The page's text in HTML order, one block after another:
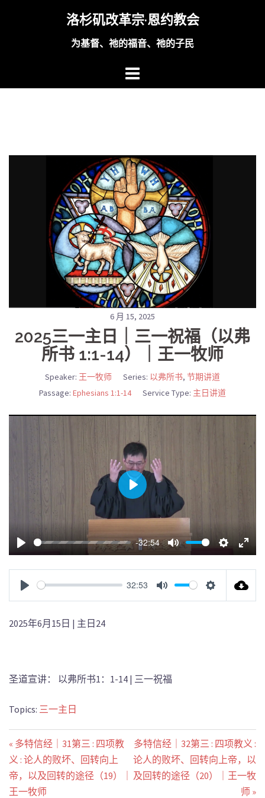
洛杉矶改革宗·恩约教会
为基督、祂的福音、祂的子民
6 月 15, 2025
2025三一主日｜三一祝福（以弗
所书 1:1-14）｜王一牧师
Speaker: 王一牧师 Series: 以弗所书, 节期讲道
Passage: Ephesians 1:1-14 Service Type: 主日讲道
PLAY
-32:54
MUTE
PLAY
PLAY
32:53
MUTE SETTINGS
2025年6月15日 | 主日24
圣道宣讲： 以弗所书1：1-14 | 三一祝福
Topics: 三一主日
« 多特信经｜31第三 : 四项教
义 : 论人的败坏、回转向上
帝，以及回转的途径（19）｜
王一牧师
多特信经｜32第三 : 四项教义 :
论人的败坏、回转向上帝，以
及回转的途径（20）｜王一牧
师 »